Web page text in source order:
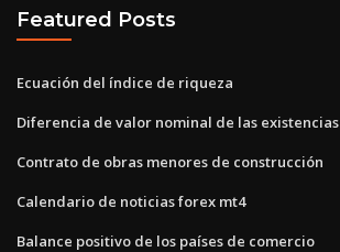
Featured Posts
Ecuación del índice de riqueza
Diferencia de valor nominal de las existencias
Contrato de obras menores de construcción
Calendario de noticias forex mt4
Balance positivo de los países de comercio